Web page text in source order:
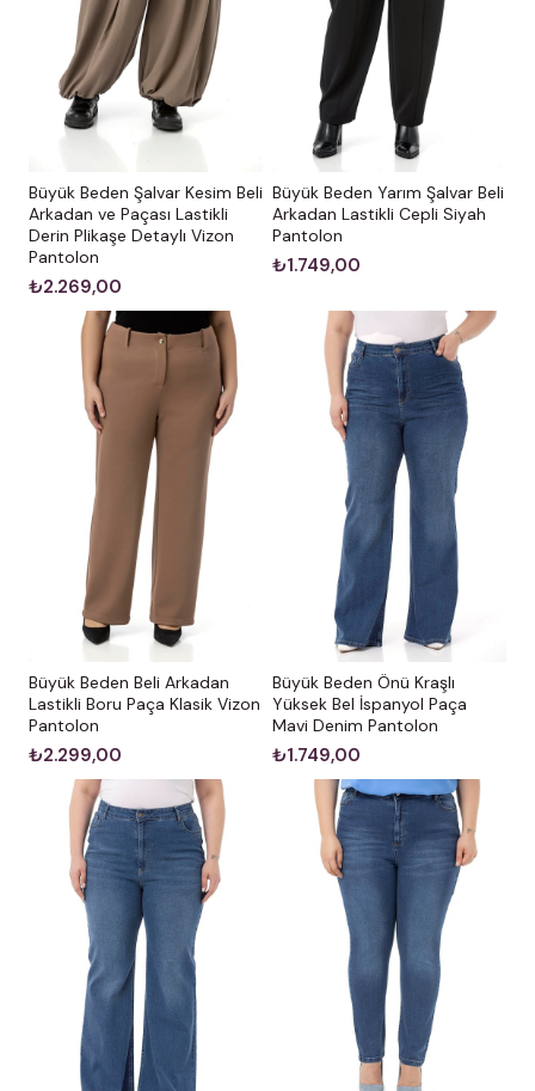
Büyük Beden Şalvar Kesim Beli
Arkadan ve Paçası Lastikli
Derin Plikaşe Detaylı Vizon
Pantolon
₺2.269,00
Büyük Beden Yarım Şalvar Beli
Arkadan Lastikli Cepli Siyah
Pantolon
₺1.749,00
Büyük Beden Beli Arkadan
Lastikli Boru Paça Klasik Vizon
Pantolon
₺2.299,00
Büyük Beden Önü Kraşlı
Yüksek Bel İspanyol Paça
Mavi Denim Pantolon
₺1.749,00